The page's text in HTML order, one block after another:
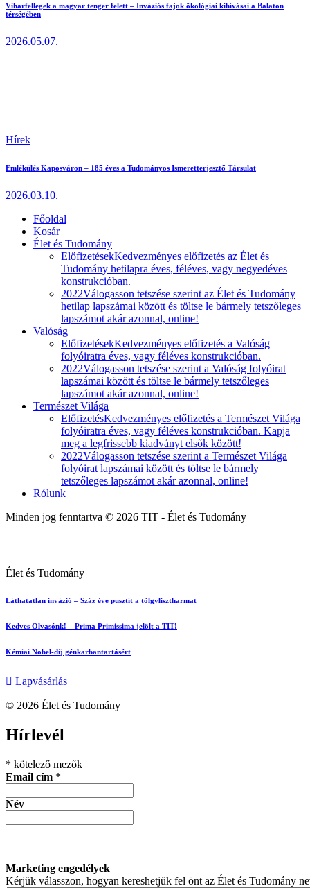
Viharfellegek a magyar tenger felett – Inváziós fajok ökológiai kihívásai a Balaton
térségében
2026.05.07.
Hírek
Emlékülés Kaposváron – 185 éves a Tudományos Ismeretterjesztő Társulat
2026.03.10.
Főoldal
Kosár
Élet és Tudomány
ElőfizetésekKedvezményes előfizetés az Élet és
Tudomány hetilapra éves, féléves, vagy negyedéves
konstrukcióban.
2022Válogasson tetszése szerint az Élet és Tudomány
hetilap lapszámai között és töltse le bármely tetszőleges
lapszámot akár azonnal, online!
Valóság
ElőfizetésekKedvezményes előfizetés a Valóság
folyóiratra éves, vagy féléves konstrukcióban.
2022Válogasson tetszése szerint a Valóság folyóirat
lapszámai között és töltse le bármely tetszőleges
lapszámot akár azonnal, online!
Természet Világa
ElőfizetésKedvezményes előfizetés a Természet Világa
folyóiratra éves, vagy féléves konstrukcióban. Kapja
meg a legfrissebb kiadványt elsők között!
2022Válogasson tetszése szerint a Természet Világa
folyóirat lapszámai között és töltse le bármely
tetszőleges lapszámot akár azonnal, online!
Rólunk
Minden jog fenntartva © 2026 TIT - Élet és Tudomány
Élet és Tudomány
Láthatatlan invázió – Száz éve pusztít a tölgylisztharmat
Kedves Olvasónk! – Prima Primissima jelölt a TIT!
Kémiai Nobel-díj génkarbantartásért
Lapvásárlás
© 2026 Élet és Tudomány
facebook-
1
youtube-
1
email
Hírlevél
* kötelező mezők
Email cím *
Név
Marketing engedélyek
Kérjük válasszon, hogyan kereshetjük fel önt az Élet és Tudomány